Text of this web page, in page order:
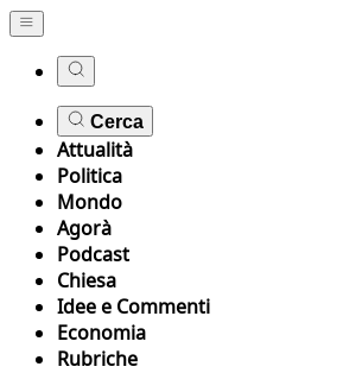
Cerca
Attualità
Politica
Mondo
Agorà
Podcast
Chiesa
Idee e Commenti
Economia
Rubriche